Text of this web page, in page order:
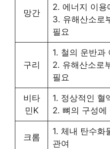
망간
2. 에너지 이용
3. 유해산소로
필요
구리
1. 철의 운반과
2. 유해산소로
필요
비타
민K
1. 정상적인 혈
2. 뼈의 구성에
크롬
1. 체내 탄수화
관여